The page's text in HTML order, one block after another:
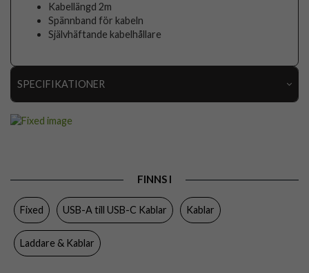
Kabellängd 2m
Spännband för kabeln
Självhäftande kabelhållare
SPECIFIKATIONER
Tillverkarens art nr FIXD-UC2M-BK
FINNS I
Fixed USB-A till USB-C Kablar Kablar
Laddare & Kablar